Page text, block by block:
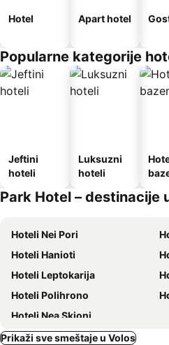
Hotel Apart hotel
Popularne kategorije
Jeftini
hoteli
Luksuzni
hoteli
Park Hotel – destinacije
Hoteli Nei Pori
Hoteli Hanioti
Hoteli Leptokarija
Hoteli Polihrono
Hoteli Nea Skioni
Prikaži sve smeštaje u Volos